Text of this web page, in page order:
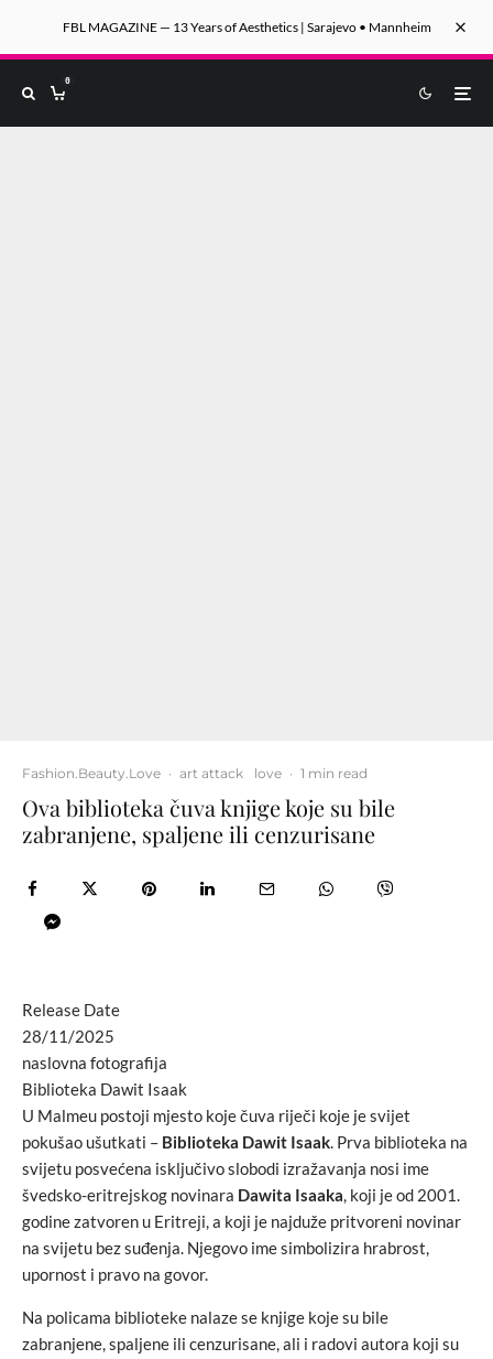
FBL MAGAZINE — 13 Years of Aesthetics | Sarajevo • Mannheim
0
Fashion.Beauty.Love · art attack love · 1 min read
Ova biblioteka čuva knjige koje su bile
zabranjene, spaljene ili cenzurisane
Release Date
28/11/2025
naslovna fotografija
Biblioteka Dawit Isaak
U Malmeu postoji mjesto koje čuva riječi koje je svijet
pokušao ušutkati – Biblioteka Dawit Isaak. Prva biblioteka na
svijetu posvećena isključivo slobodi izražavanja nosi ime
švedsko-eritrejskog novinara Dawita Isaaka, koji je od 2001.
godine zatvoren u Eritreji, a koji je najduže pritvoreni novinar
na svijetu bez suđenja. Njegovo ime simbolizira hrabrost,
upornost i pravo na govor.
Na policama biblioteke nalaze se knjige koje su bile
zabranjene, spaljene ili cenzurisane, ali i radovi autora koji su